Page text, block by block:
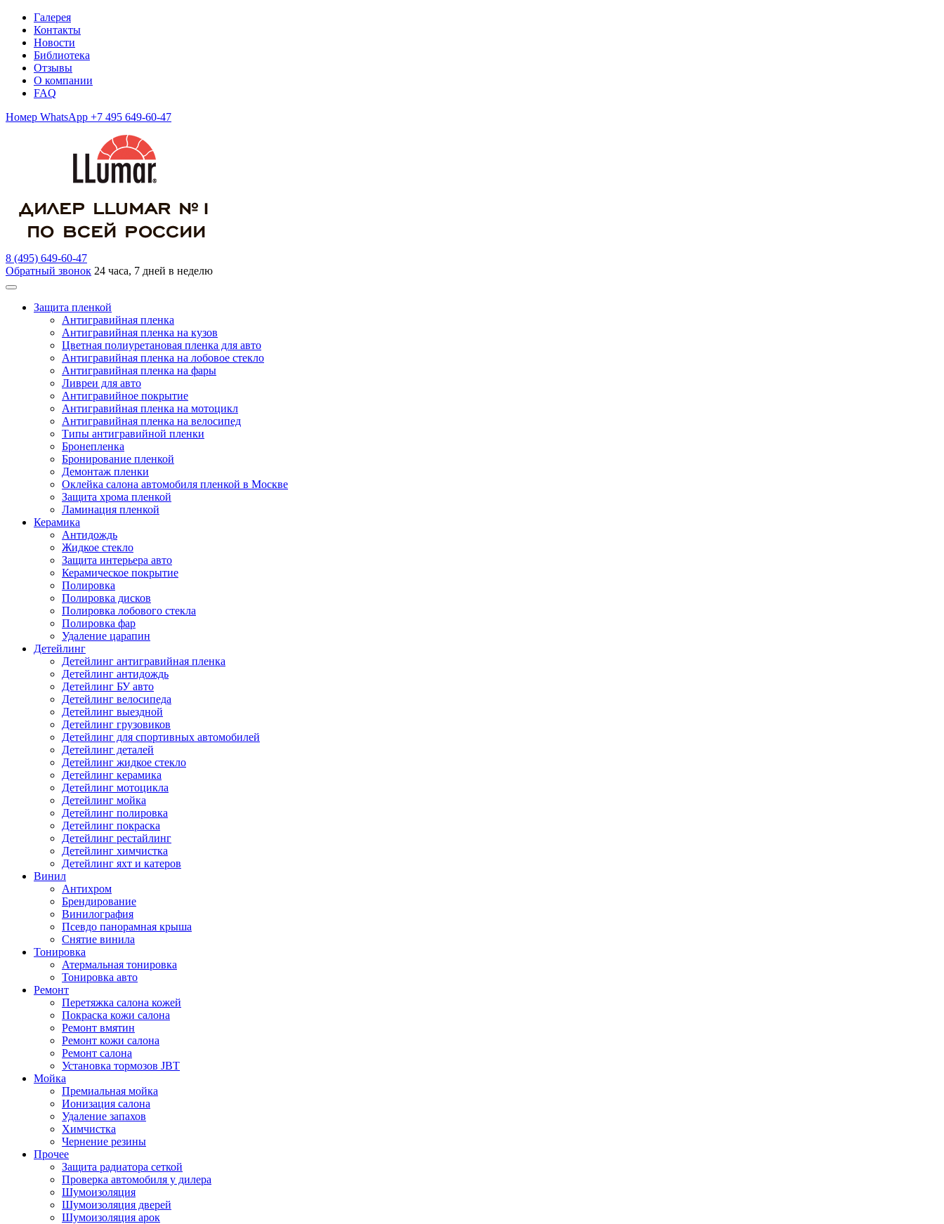
Галерея
Контакты
Новости
Библиотека
Отзывы
О компании
FAQ
Номер WhatsApp +7 495 649-60-47
8 (495) 649-60-47
Обратный звонок 24 часа, 7 дней в неделю
Защита пленкой
Антигравийная пленка
Антигравийная пленка на кузов
Цветная полиуретановая пленка для авто
Антигравийная пленка на лобовое стекло
Антигравийная пленка на фары
Ливреи для авто
Антигравийное покрытие
Антигравийная пленка на мотоцикл
Антигравийная пленка на велосипед
Типы антигравийной пленки
Бронепленка
Бронирование пленкой
Демонтаж пленки
Оклейка салона автомобиля пленкой в Москве
Защита хрома пленкой
Ламинация пленкой
Керамика
Антидождь
Жидкое стекло
Защита интерьера авто
Керамическое покрытие
Полировка
Полировка дисков
Полировка лобового стекла
Полировка фар
Удаление царапин
Детейлинг
Детейлинг антигравийная пленка
Детейлинг антидождь
Детейлинг БУ авто
Детейлинг велосипеда
Детейлинг выездной
Детейлинг грузовиков
Детейлинг для спортивных автомобилей
Детейлинг деталей
Детейлинг жидкое стекло
Детейлинг керамика
Детейлинг мотоцикла
Детейлинг мойка
Детейлинг полировка
Детейлинг покраска
Детейлинг рестайлинг
Детейлинг химчистка
Детейлинг яхт и катеров
Винил
Антихром
Брендирование
Винилография
Псевдо панорамная крыша
Снятие винила
Тонировка
Атермальная тонировка
Тонировка авто
Ремонт
Перетяжка салона кожей
Покраска кожи салона
Ремонт вмятин
Ремонт кожи салона
Ремонт салона
Установка тормозов JBT
Мойка
Премиальная мойка
Ионизация салона
Удаление запахов
Химчистка
Чернение резины
Прочее
Защита радиатора сеткой
Проверка автомобиля у дилера
Шумоизоляция
Шумоизоляция дверей
Шумоизоляция арок